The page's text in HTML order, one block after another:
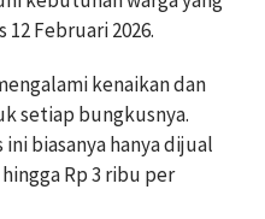
Februari 2026.
kenaikan dan
setiap bungkusnya.
biasanya hanya dijual
Rp 3 ribu per